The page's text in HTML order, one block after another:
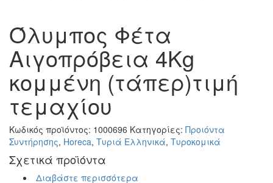
Όλυμπος Φέτα
Αιγοπρόβεια 4Kg
κομμένη (τάπερ)τιμή
τεμαχίου
Κωδικός προϊόντος: 1000696 Κατηγορίες: Προιόντα
Συντήρησης, Horeca, Τυριά Ελληνικά, Τυροκομικά
Σχετικά προϊόντα
Διαβάστε περισσότερα